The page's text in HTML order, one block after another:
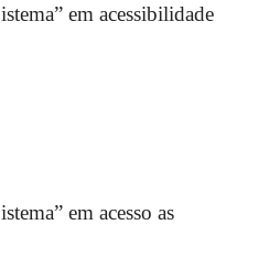
em acessibilidade
em acesso as